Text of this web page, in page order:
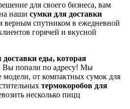
для своего бизнеса, вам
наши сумки для доставки
верным спутником в ежедневной
горячей и вкусной
еды, которая
Вы попали по адресу! Мы
модели, от компактных сумок для
термокоробов для
несколько пицц